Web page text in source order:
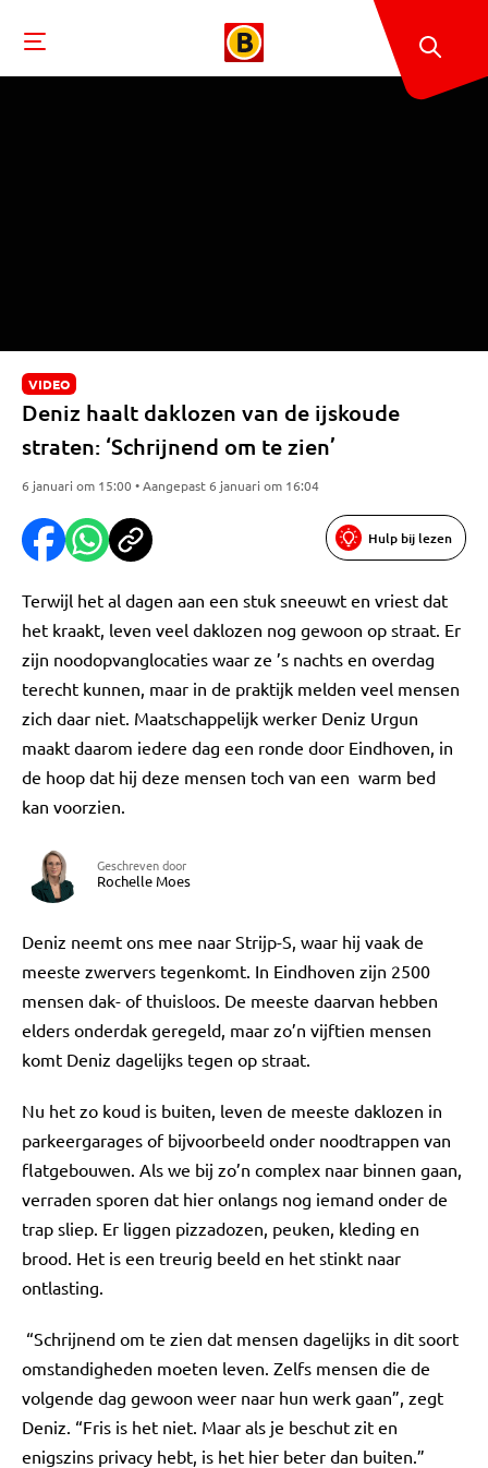
VIDEO
Deniz haalt daklozen van de ijskoude
straten: ‘Schrijnend om te zien’
6 januari om 15:00 • Aangepast 6 januari om 16:04
Hulp bij lezen
Terwijl het al dagen aan een stuk sneeuwt en vriest dat
het kraakt, leven veel daklozen nog gewoon op straat. Er
zijn noodopvanglocaties waar ze ’s nachts en overdag
terecht kunnen, maar in de praktijk melden veel mensen
zich daar niet. Maatschappelijk werker Deniz Urgun
maakt daarom iedere dag een ronde door Eindhoven, in
de hoop dat hij deze mensen toch van een warm bed
kan voorzien.
Geschreven door
Rochelle Moes
Deniz neemt ons mee naar Strijp-S, waar hij vaak de
meeste zwervers tegenkomt. In Eindhoven zijn 2500
mensen dak- of thuisloos. De meeste daarvan hebben
elders onderdak geregeld, maar zo’n vijftien mensen
komt Deniz dagelijks tegen op straat.
Nu het zo koud is buiten, leven de meeste daklozen in
parkeergarages of bijvoorbeeld onder noodtrappen van
flatgebouwen. Als we bij zo’n complex naar binnen gaan,
verraden sporen dat hier onlangs nog iemand onder de
trap sliep. Er liggen pizzadozen, peuken, kleding en
brood. Het is een treurig beeld en het stinkt naar
ontlasting.
“Schrijnend om te zien dat mensen dagelijks in dit soort
omstandigheden moeten leven. Zelfs mensen die de
volgende dag gewoon weer naar hun werk gaan”, zegt
Deniz. “Fris is het niet. Maar als je beschut zit en
enigszins privacy hebt, is het hier beter dan buiten.”